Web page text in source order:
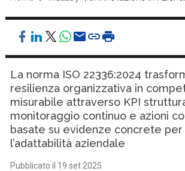
La norma ISO 22336:2024
resilienza organizzativa in
misurabile attraverso KPI
monitoraggio continuo e azioni
basate su evidenze concrete
l’adattabilità aziendale
Pubblicato il 19 set 2025